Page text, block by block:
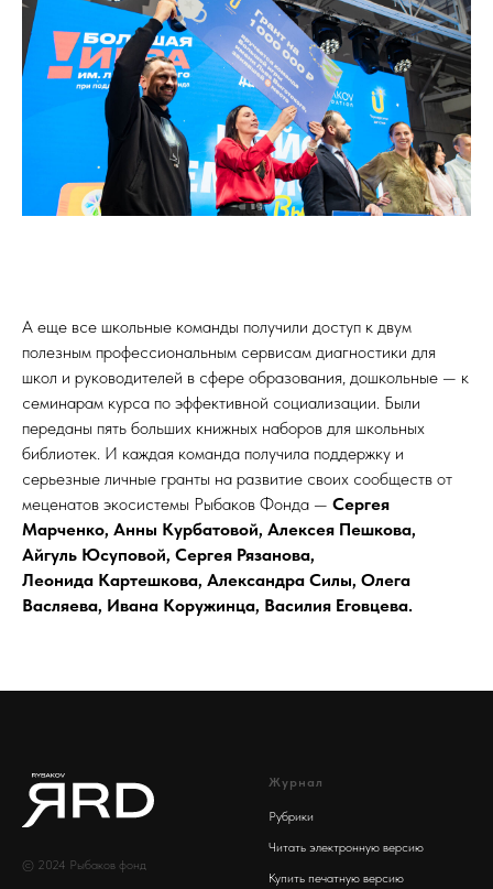
А еще все школьные команды получили доступ к двум
полезным профессиональным сервисам диагностики для
школ и руководителей в сфере образования, дошкольные — к
семинарам курса по эффективной социализации. Были
переданы пять больших книжных наборов для школьных
библиотек. И каждая команда получила поддержку и
серьезные личные гранты на развитие своих сообществ от
меценатов экосистемы Рыбаков Фонда — Сергея
Марченко, Анны Курбатовой, Алексея Пешкова,
Айгуль Юсуповой, Сергея Рязанова,
Леонида Картешкова, Александра Силы, Олега
Васляева, Ивана Коружинца, Василия Еговцева.
© 2024 Рыбаков фонд
Журнал
Рубрики
Читать электронную версию
Купить печатную версию